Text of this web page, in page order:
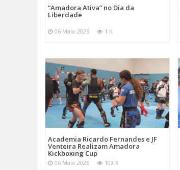
“Amadora Ativa” no Dia da
Liberdade
06 Maio 2025 1 K
Academia Ricardo Fernandes e JF
Venteira Realizam Amadora
Kickboxing Cup
06 Maio 2026 103 K